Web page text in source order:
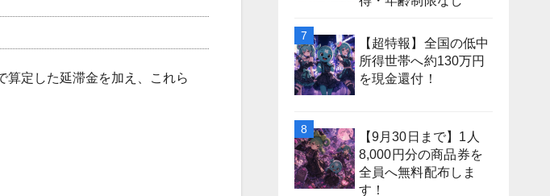
算定した延滞金を加え、これら
【超特報】全国の低中
所得世帯へ約130万円
を現金還付！
【9月30日まで】1人
8,000円分の商品券を
全員へ無料配布しま
す！